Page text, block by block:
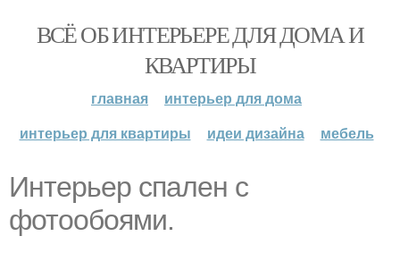
ВСЁ ОБ ИНТЕРЬЕРЕ ДЛЯ ДОМА И
КВАРТИРЫ
главная
интерьер для дома
интерьер для квартиры
идеи дизайна мебель
Интерьер спален с
фотообоями.